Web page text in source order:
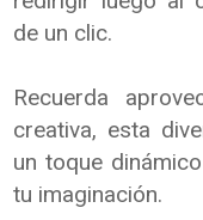
de un clic.
Recuerda
creativa, esta
un toque
tu imaginación.